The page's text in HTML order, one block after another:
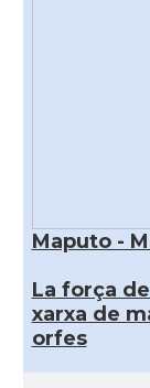
Maputo -
La força
xarxa de
orfes